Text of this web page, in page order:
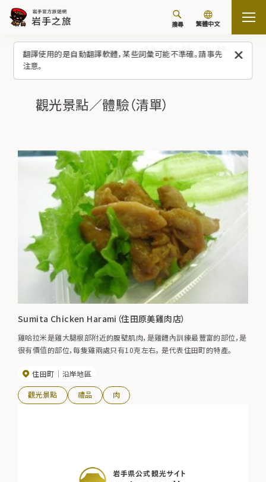
翻譯使用的是自動翻譯軟體，某些詞彙可能不準確。請事先
注意。
搜尋 繁體中文
觀光景點／體驗（清單）
Sumita Chicken Harami（住田原美雞肉店）
雞哈拉米是雞大腿根部附近的腹壁肌肉，是雞體內訓練最豐富的部位，是
很有價值的部位，每隻雞兩處只有10克左右。 是代表住田町的特產。
住田町 沿岸地區
觀光景點 禮品 肉